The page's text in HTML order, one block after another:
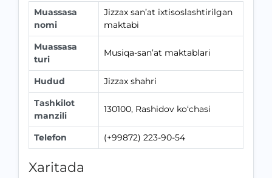
Muassasa
nomi
Jizzax san’at ixtisoslashtirilgan
maktabi
Muassasa
turi
Musiqa-san’at maktablari
Hudud
Jizzax shahri
Tashkilot
manzili
130100, Rashidov ko‘chasi
Telefon (+99872) 223-90-54
Xaritada